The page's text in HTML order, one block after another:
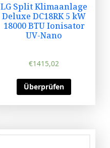
LG Split Klimaanlage
Deluxe DC18RK 5 kW
18000 BTU Ionisator
UV-Nano
€1415,02
Überprüfen